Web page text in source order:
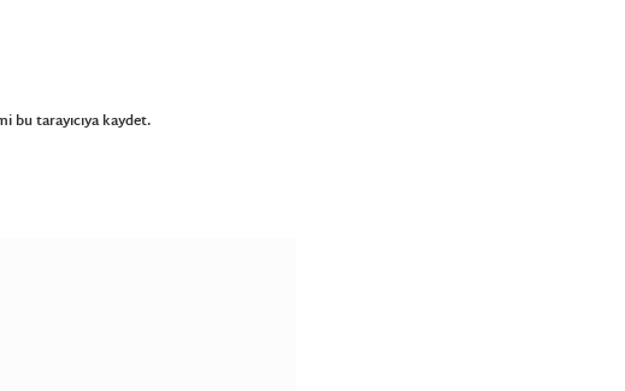
bu tarayıcıya kaydet.